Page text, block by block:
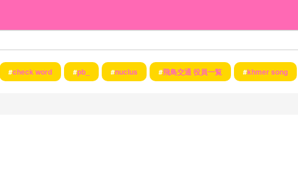
#check word #pb_ #nuclus #飛鳥交通 役員一覧 #khmer song